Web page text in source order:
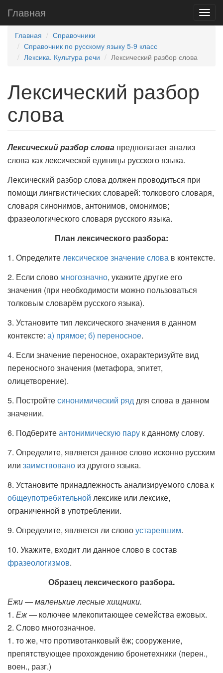
Главная
Главная
Справочники
Справочник по русскому языку 5-9 класс
Лексика. Культура речи
Лексический разбор слова
Лексический разбор
слова
Лексический разбор слова предполагает анализ
слова как лексической единицы русского языка.
Лексический разбор слова должен проводиться при
помощи лингвистических словарей: толкового словаря,
словаря синонимов, антонимов, омонимов;
фразеологического словаря русского языка.
План лексического разбора:
1. Определителексическое значение слова в контексте.
2. Если слово многозначно, укажите другие его
значения (при необходимости можно пользоваться
толковым словарём русского языка).
3. Установите тип лексического значения в данном
контексте: а) прямое; б) переносное.
4. Если значение переносное, охарактеризуйте вид
переносного значения (метафора, эпитет,
олицетворение).
5. Постройтесинонимический ряддля слова в данном
значении.
6. Подберитеантонимическую пару к данному слову.
7. Определите, является данное слово исконно русским
или заимствовано из другого языка.
8. Установите принадлежность анализируемого слова к
общеупотребительной лексике или лексике,
ограниченной в употреблении.
9. Определите, является ли словоустаревшим.
10. Укажите, входит ли данное слово в состав
фразеологизмов.
Образец лексического разбора.
Ежи — маленькие лесные хищники.
1. Еж— колючее млекопитающее семейства ежовых.
2. Слово многозначное.
1. то же, что противотанковый ёж; сооружение,
препятствующее прохождению бронетехники (перен.,
воен., разг.)